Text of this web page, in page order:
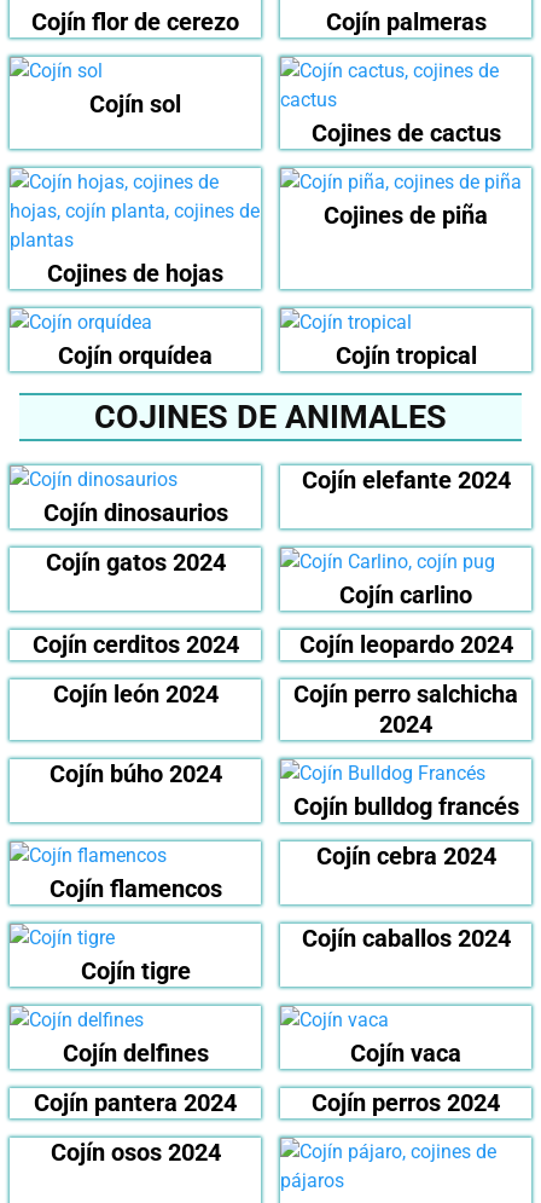
Cojín flor de cerezo Cojín palmeras
Cojín sol
Cojines de cactus
Cojines de hojas
Cojines de piña
Cojín orquídea Cojín tropical
COJINES DE ANIMALES
Cojín dinosaurios
Cojín elefante 2024
Cojín gatos 2024
Cojín carlino
Cojín cerditos 2024
Cojín leopardo 2024
Cojín león 2024
Cojín perro salchicha
2024
Cojín búho 2024
Cojín bulldog francés
Cojín flamencos
Cojín cebra 2024
Cojín tigre
Cojín caballos 2024
Cojín delfines
Cojín vaca
Cojín pantera 2024
Cojín perros 2024
Cojín osos 2024